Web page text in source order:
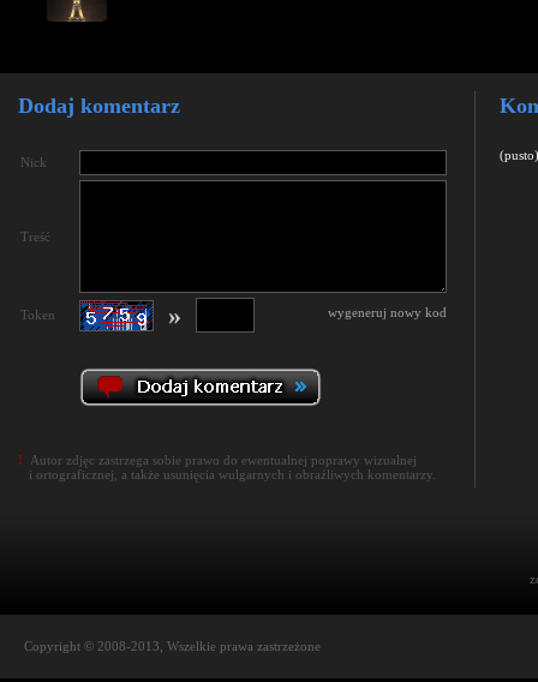
Dodaj komentarz
Nick
Treść
Token wygeneruj nowy kod
»
! Autor zdjęc zastrzega sobie prawo do ewentualnej poprawy wizualnej
i ortograficznej, a także usunięcia wulgarnych i obraźliwych komentarzy.
(pusto)
Copyright © 2008-2013, Wszelkie prawa zastrzeżone